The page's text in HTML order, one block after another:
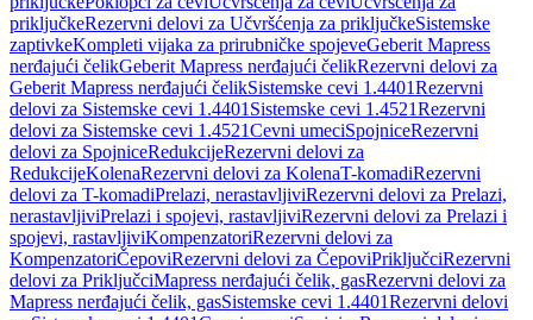
priključkeRezervni delovi za Učvršćenja za priključkeSistemske
zaptivkeKompleti vijaka za prirubničke spojeveGeberit Mapress
nerđajući čelikGeberit Mapress nerđajući čelikRezervni delovi za
Geberit Mapress nerđajući čelikSistemske cevi 1.4401Rezervni
delovi za Sistemske cevi 1.4401 Sistemske cevi 1.4521Rezervni
delovi za Sistemske cevi 1.4521Cevni umeciSpojniceRezervni
delovi za SpojniceRedukcijeRezervni delovi za
RedukcijeKolenaRezervni delovi za KolenaT-komadiRezervni
delovi za T-komadiPrelazi, nerastavljiviRezervni delovi za Prelazi,
nerastavljiviPrelazi i spojevi, rastavljiviRezervni delovi za Prelazi i
spojevi, rastavljiviKompenzatoriRezervni delovi za
KompenzatoriČepoviRezervni delovi za ČepoviPriključciRezervni
delovi za PriključciMapress nerđajući čelik, gasRezervni delovi za
Mapress nerđajući čelik, gasSistemske cevi 1.4401Rezervni delovi